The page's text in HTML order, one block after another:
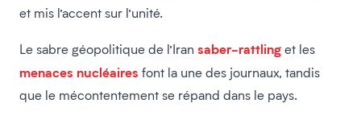
et mis l’accent sur l’unité.
Le sabre géopolitique de l’Iran saber-rattlinget les
menaces nucléaires font la une des journaux, tandis
que le mécontentement se répand dans le pays.